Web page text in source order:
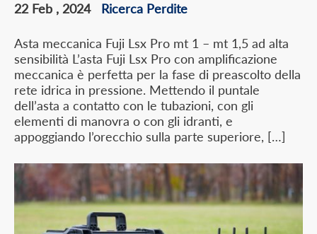
22 Feb , 2024 Ricerca Perdite
Asta meccanica Fuji Lsx Pro mt 1 – mt 1,5 ad alta
sensibilità L’asta Fuji Lsx Pro con amplificazione
meccanica è perfetta per la fase di preascolto della
rete idrica in pressione. Mettendo il puntale
dell’asta a contatto con le tubazioni, con gli
elementi di manovra o con gli idranti, e
appoggiando l’orecchio sulla parte superiore, […]